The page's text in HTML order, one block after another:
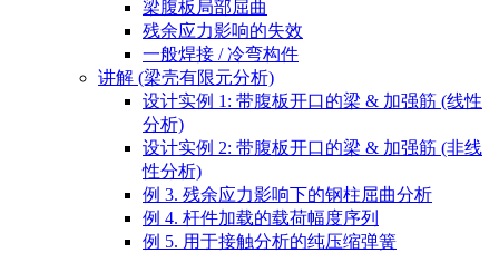
梁腹板局部屈曲
残余应力影响的失效
一般焊接 / 冷弯构件
讲解 (梁壳有限元分析)
设计实例 1: 带腹板开口的梁 & 加强筋 (线性
分析)
设计实例 2: 带腹板开口的梁 & 加强筋 (非线
性分析)
例 3. 残余应力影响下的钢柱屈曲分析
例 4. 杆件加载的载荷幅度序列
例 5. 用于接触分析的纯压缩弹簧